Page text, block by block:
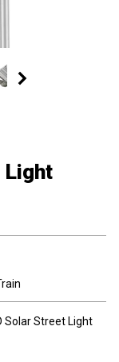
Light
Solar Street Light